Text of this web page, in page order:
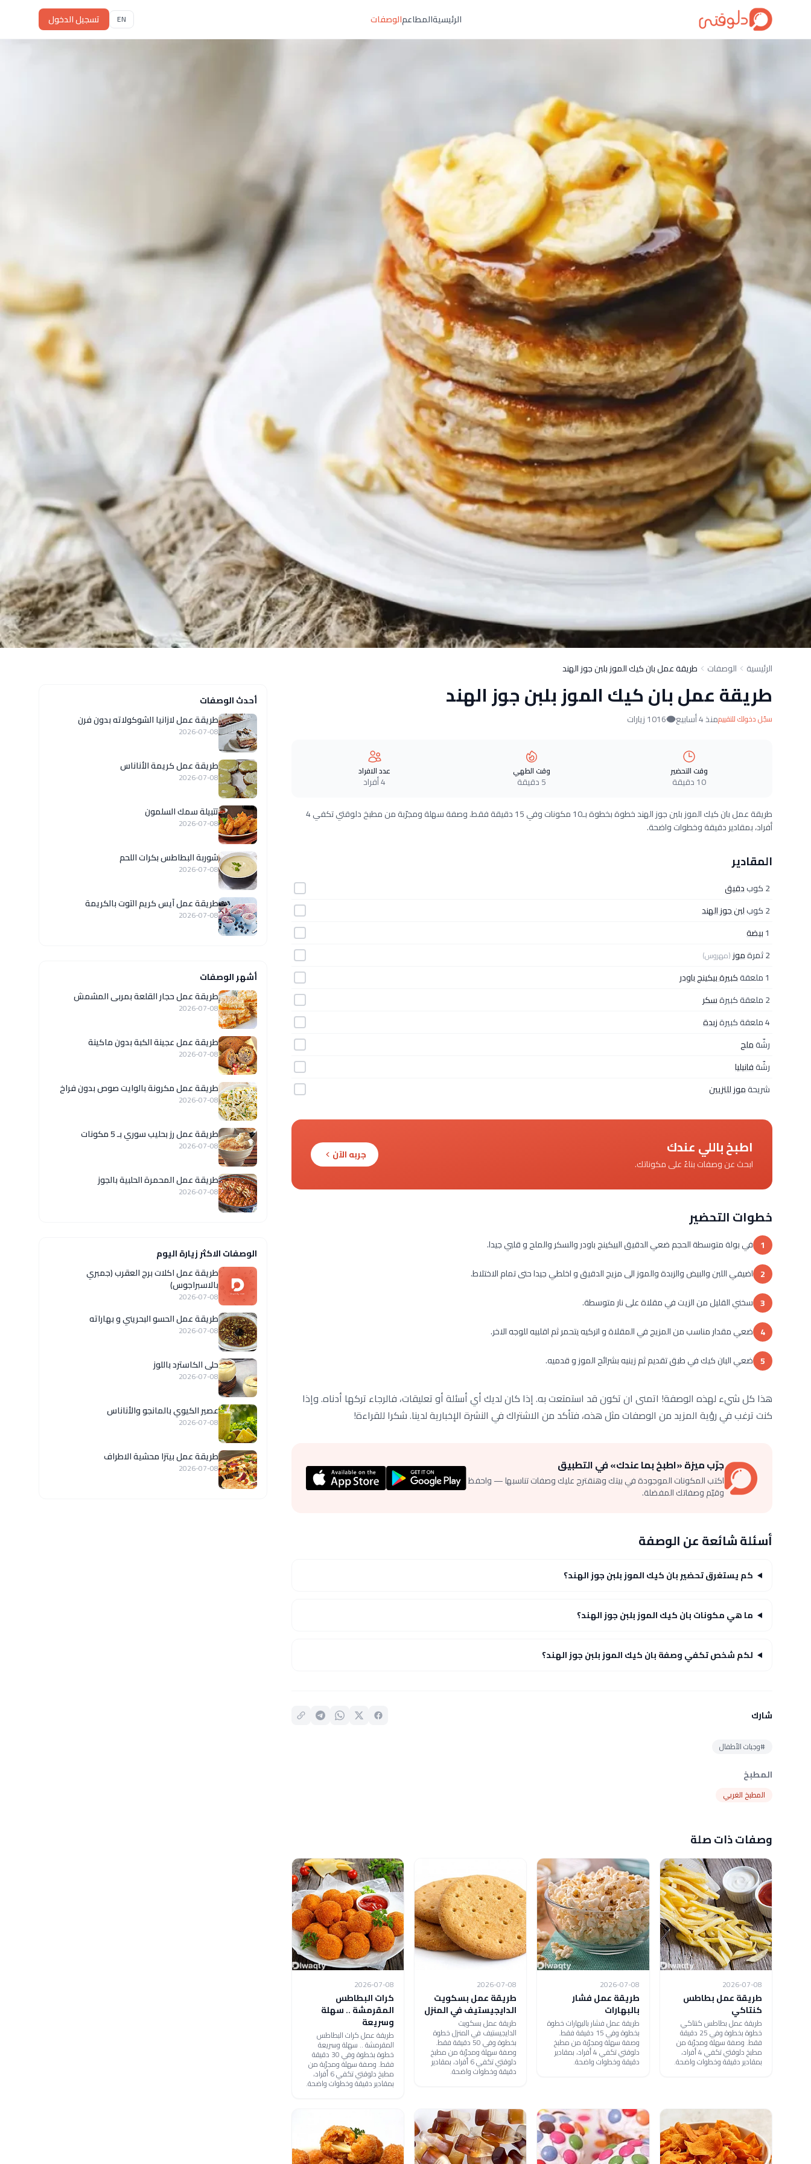
الرئيسيةالمطاعمالوصفات EN تسجيل الدخول
الرئيسية الوصفات طريقة عمل بان كيك الموز بلبن جوز الهند
طريقة عمل بان كيك الموز بلبن جوز الهند
سجّل دخولك للتقييممنذ 4 أسابيع 1016 زيارات
وقت التحضير
10 دقيقة
وقت الطهي
5 دقيقة
عدد الافراد
4 أفراد
طريقة عمل بان كيك الموز بلبن جوز الهند خطوة بخطوة بـ10 مكونات وفي 15 دقيقة فقط. وصفة سهلة ومجرّبة من مطبخ دلوقتي تكفي 4
أفراد، بمقادير دقيقة وخطوات واضحة.
المقادير
2 كوب
دقيق
2 كوب
لبن جوز الهند
1بيضة
2 ثمرة
موز (مهروس)
1 ملعقة
كبيرة بيكينج باودر
2 ملعقة كبيرة
سكر
4 ملعقة كبيرة
زبدة
رشّةملح
رشّةفانيليا
شريحةموز للتزيين
اطبخ باللي عندك
ابحث عن وصفات بناءً على مكوناتك.
جربه الآن
خطوات التحضير
1 في بولة متوسطة الحجم ضعي الدقيق البيكينج باودر والسكر والملح و قلبي جيدا.
2 اضيفي اللبن والبيض والزبدة والموز الى مزيج الدقيق و اخلطي جيدا حتى تمام الاختلاط.
3 سخني القليل من الزيت في مقلاة على نار متوسطة.
4 ضعي مقدار مناسب من المزيج في المقلاة و اتركيه يتحمر ثم اقلبيه للوجه الاخر.
5 ضعي البان كيك في طبق تقديم ثم زينيه بشرائح الموز و قدميه.
هذا كل شيء لهذه الوصفة! اتمنى ان تكون قد استمتعت به. إذا كان لديك أي أسئلة أو تعليقات، فالرجاء تركها أدناه. وإذا
كنت ترغب في رؤية المزيد من الوصفات مثل هذه، فتأكد من الاشتراك في النشرة الإخبارية لدينا. شكرا للقراءة!
جرّب ميزة «اطبخ بما عندك» في التطبيق
اكتب المكونات الموجودة في بيتك وهنقترح عليك وصفات تناسبها — واحفظ
وقيّم وصفاتك المفضلة.
أسئلة شائعة عن الوصفة
كم يستغرق تحضير بان كيك الموز بلبن جوز الهند؟
ما هي مكونات بان كيك الموز بلبن جوز الهند؟
لكم شخص تكفي وصفة بان كيك الموز بلبن جوز الهند؟
شارك
#وجبات الأطفال
المطبخ
المطبخ الغربي
وصفات ذات صلة
2026-07-08
طريقة عمل بطاطس
كنتاكي
طريقة عمل بطاطس كنتاكي
خطوة بخطوة وفي 25 دقيقة
فقط. وصفة سهلة ومجرّبة من
مطبخ دلوقتي تكفي 4 أفراد،
بمقادير دقيقة وخطوات واضحة.
2026-07-08
طريقة عمل فشار
بالبهارات
طريقة عمل فشار بالبهارات خطوة
بخطوة وفي 15 دقيقة فقط.
وصفة سهلة ومجرّبة من مطبخ
دلوقتي تكفي 4 أفراد، بمقادير
دقيقة وخطوات واضحة.
2026-07-08
طريقة عمل بسكويت
الدايجيستيف في المنزل
طريقة عمل بسكويت
الدايجيستيف في المنزل خطوة
بخطوة وفي 50 دقيقة فقط.
وصفة سهلة ومجرّبة من مطبخ
دلوقتي تكفي 6 أفراد، بمقادير
دقيقة وخطوات واضحة.
2026-07-08
كرات البطاطس
المقرمشة .. سهلة
وسريعة
طريقة عمل كرات البطاطس
المقرمشة .. سهلة وسريعة
خطوة بخطوة وفي 30 دقيقة
فقط. وصفة سهلة ومجرّبة من
مطبخ دلوقتي تكفي 6 أفراد،
بمقادير دقيقة وخطوات واضحة.
أحدث الوصفات
طريقة عمل لازانيا الشوكولاته بدون فرن
2026-07-08
طريقة عمل كريمة الأناناس
2026-07-08
تتبيلة سمك السلمون
2026-07-08
شوربة البطاطس بكرات اللحم
2026-07-08
طريقة عمل آيس كريم التوت بالكريمة
2026-07-08
أشهر الوصفات
طريقة عمل حجار القلعة بمربى المشمش
2026-07-08
طريقة عمل عجينة الكبة بدون ماكينة
2026-07-08
طريقة عمل مكرونة بالوايت صوص بدون فراخ
2026-07-08
طريقة عمل رز بحليب سوري بـ 5 مكونات
2026-07-08
طريقة عمل المحمرة الحلبية بالجوز
2026-07-08
الوصفات الاكثر زيارة اليوم
طريقة عمل اكلات برج العقرب (جمبري
بالاسبراجوس)
2026-07-08
طريقة عمل الحسو البحريني و بهاراته
2026-07-08
حلى الكاسترد باللوز
2026-07-08
عصير الكيوي بالمانجو والأناناس
2026-07-08
طريقة عمل بيتزا محشية الاطراف
2026-07-08